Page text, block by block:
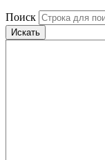
Поиск
Искать